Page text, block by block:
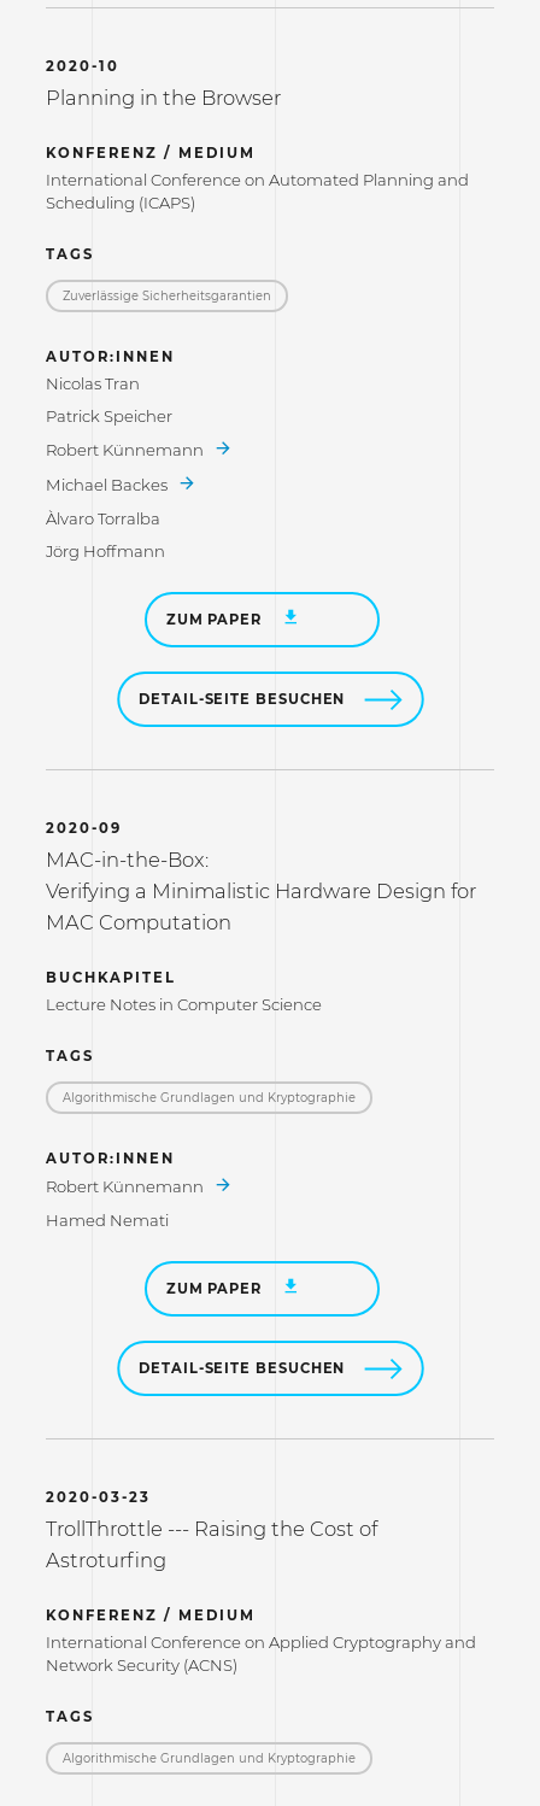
2020-10
Planning in the Browser
KONFERENZ / MEDIUM
International Conference on Automated Planning and
Scheduling (ICAPS)
TAGS
Zuverlässige Sicherheitsgarantien
AUTOR:INNEN
Nicolas Tran
Patrick Speicher
Robert Künnemann
Michael Backes
Àlvaro Torralba
Jörg Hoffmann
ZUM PAPER
DETAIL-SEITE BESUCHEN
2020-09
MAC-in-the-Box:
Verifying a Minimalistic Hardware Design for
MAC Computation
BUCHKAPITEL
Lecture Notes in Computer Science
TAGS
Algorithmische Grundlagen und Kryptographie
AUTOR:INNEN
Robert Künnemann
Hamed Nemati
ZUM PAPER
DETAIL-SEITE BESUCHEN
2020-03-23
TrollThrottle --- Raising the Cost of
Astroturfing
KONFERENZ / MEDIUM
International Conference on Applied Cryptography and
Network Security (ACNS)
TAGS
Algorithmische Grundlagen und Kryptographie